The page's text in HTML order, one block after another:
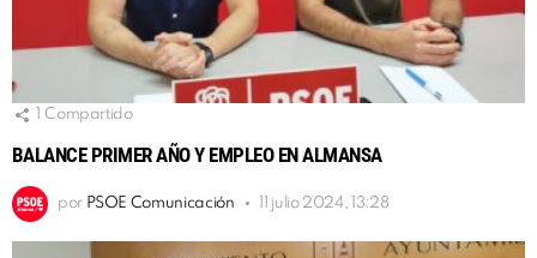
Compartido
BALANCE PRIMER AÑO Y EMPLEO EN ALMANSA
por PSOE Comunicación 11 julio 2024, 13:28